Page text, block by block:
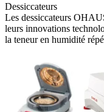
Dessiccateurs
Les dessiccateurs
leurs innovations
la teneur en humidité